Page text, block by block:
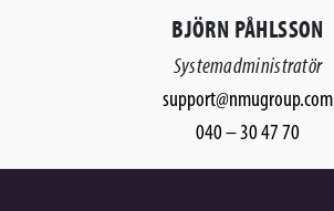
BJÖRN PÅHLSSON
Systemadministratör
support@nmugroup.com
040 – 30 47 70